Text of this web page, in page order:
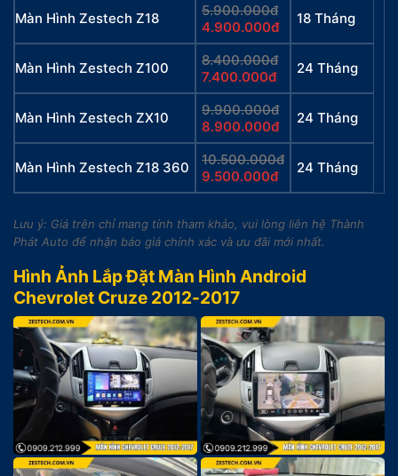
Màn Hình Zestech Z18
5.900.000đ
4.900.000đ
18 Tháng
Màn Hình Zestech Z100
8.400.000đ
7.400.000đ
24 Tháng
Màn Hình Zestech ZX10
9.900.000đ
8.900.000đ
24 Tháng
Màn Hình Zestech Z18 360
10.500.000đ
9.500.000đ
24 Tháng
Lưu ý: Giá trên chỉ mang tính tham khảo, vui lòng liên hệ Thành
Phát Auto để nhận báo giá chính xác và ưu đãi mới nhất.
Hình Ảnh Lắp Đặt Màn Hình Android
Chevrolet Cruze 2012-2017